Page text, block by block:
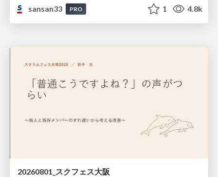
sansan33
PRO 1 4.8k
20260801_スクフェス大阪